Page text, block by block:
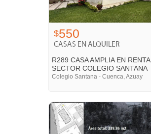
$550
CASAS EN ALQUILER
R289 CASA AMPLIA EN RENTA,
SECTOR COLEGIO SANTANA
Colegio Santana - Cuenca, Azuay